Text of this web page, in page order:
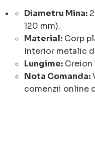
Diametru Mina:
120 mm).
Material: Corp
Interior metalic
Lungime: Creion
Nota Comanda:
comenzii online